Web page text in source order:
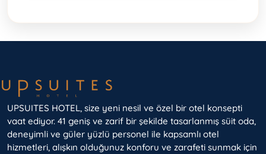
UPSUITES HOTEL, size yeni nesil ve özel bir otel konsepti
vaat ediyor. 41 geniş ve zarif bir şekilde tasarlanmış süit oda,
deneyimli ve güler yüzlü personel ile kapsamlı otel
hizmetleri, alışkın olduğunuz konforu ve zarafeti sunmak için